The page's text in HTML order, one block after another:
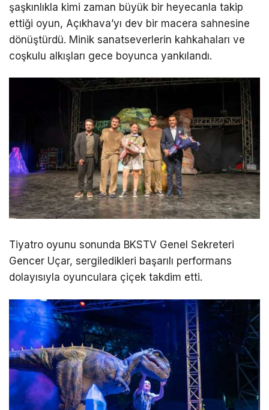
şaşkınlıkla kimi zaman büyük bir heyecanla takip
ettiği oyun, Açıkhava’yı dev bir macera sahnesine
dönüştürdü. Minik sanatseverlerin kahkahaları ve
coşkulu alkışları gece boyunca yankılandı.
Tiyatro oyunu sonunda BKSTV Genel Sekreteri
Gencer Uçar, sergiledikleri başarılı performans
dolayısıyla oyunculara çiçek takdim etti.